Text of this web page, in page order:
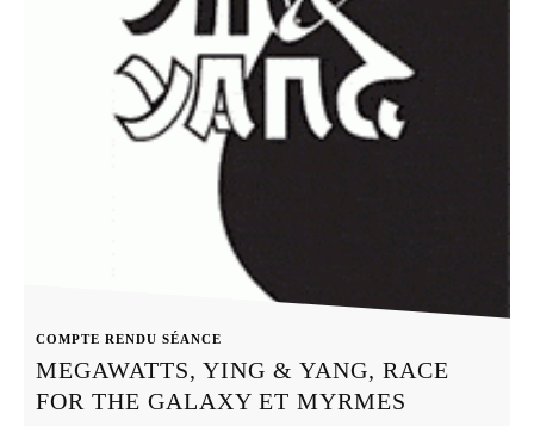
COMPTE RENDU SÉANCE
MEGAWATTS, YING & YANG, RACE
FOR THE GALAXY ET MYRMES